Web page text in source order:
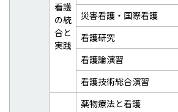
看護
の統
合と
実践
災害看護・国際看護
看護研究
看護論演習
看護技術総合演習
薬物療法と看護